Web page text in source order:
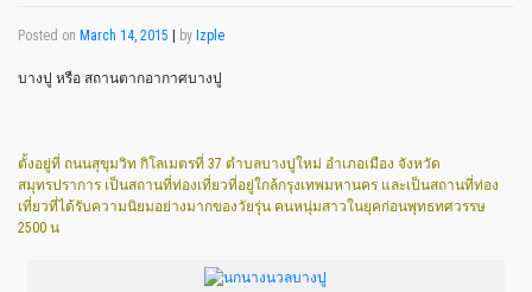
Posted on March 14, 2015 by Izple
บางปู หรือ สถานตากอากาศบางปู
ตั้งอยู่ที่ ถนนสุขุมวิท กิโลเมตรที่ 37 ตำบลบางปูใหม่ อำเภอเมือง จังหวัด
สมุทรปราการ เป็นสถานที่ท่องเที่ยวที่อยู่ใกล้กรุงเทพมหานคร และเป็นสถานที่ท่อง
เที่ยวที่ได้รับความนิยมอย่างมากของวัยรุ่น คนหนุ่มสาวในยุคก่อนพุทธทศวรรษ
2500 น